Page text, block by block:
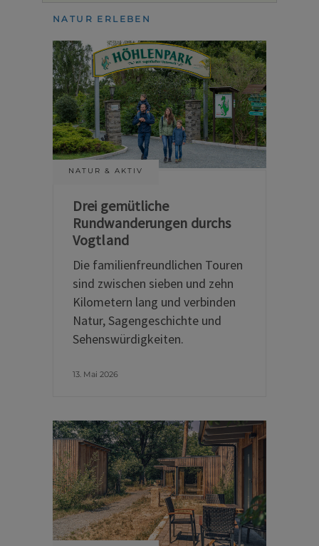
NATUR ERLEBEN
NATUR & AKTIV
Drei gemütliche
Rundwanderungen durchs
Vogtland
Die familienfreundlichen Touren
sind zwischen sieben und zehn
Kilometern lang und verbinden
Natur, Sagengeschichte und
Sehenswürdigkeiten.
13. Mai 2026